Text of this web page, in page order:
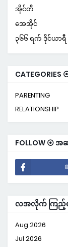
အိုင်တီ
အေအိုင်
၃၆၆ ရက် ဒိုင်ယာရီ
CATEGORIES
PARENTING
RELATIONSHIP
FOLLOW
လအလိုက် ကြည့်ရန်
Aug 2026
Jul 2026